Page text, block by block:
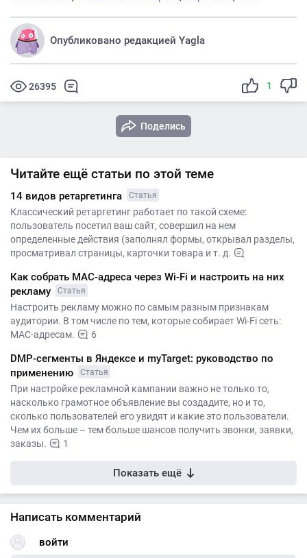
Опубликовано редакцией Yagla
26395 1
Поделись
Читайте ещё статьи по этой теме
14 видов ретаргетинга Статья
Классический ретаргетинг работает по такой схеме:
пользователь посетил ваш сайт, совершил на нем
определенные действия (заполнял формы, открывал разделы,
просматривал страницы, карточки товара и т. д.
Как собрать MAC-адреса через Wi-Fi и настроить на них
рекламу
Статья
Настроить рекламу можно по самым разным признакам
аудитории. В том числе по тем, которые собирает Wi-Fi сеть:
MAC-адресам.
6
DMP-сегменты в Яндексе и myTarget: руководство по
применению
Статья
При настройке рекламной кампании важно не только то,
насколько грамотное объявление вы создадите, но и то,
сколько пользователей его увидят и какие это пользователи.
Чем их больше – тем больше шансов получить звонки, заявки,
заказы.
1
Показать ещё
Написать комментарий
войти